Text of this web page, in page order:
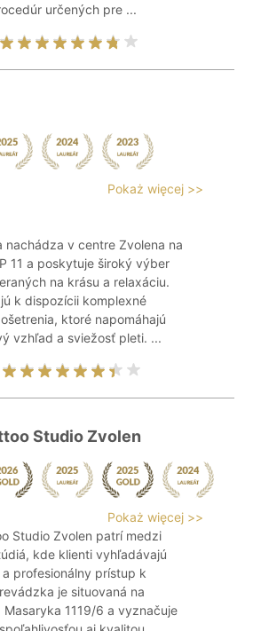
určených pre ...
Pokaż więcej >>
nachádza v centre Zvolena na
11 a poskytuje široký výber
na krásu a relaxáciu.
k dispozícii komplexné
ktoré napomáhajú
vzhľad a sviežosť pleti. ...
Studio Zvolen
Pokaż więcej >>
Studio Zvolen patrí medzi
kde klienti vyhľadávajú
profesionálny prístup k
je situovaná na
Masaryka 1119/6 a vyznačuje